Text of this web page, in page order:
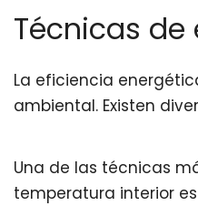
Técnicas
La eficiencia
ambiental. Existen
Una de las técnicas
temperatura interior